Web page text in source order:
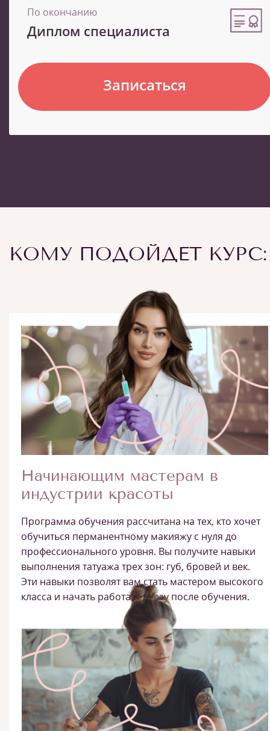
По окончанию
Диплом специалиста
Записаться
КОМУ ПОДОЙДЕТ КУРС:
Начинающим мастерам в
индустрии красоты
Программа обучения рассчитана на тех, кто хочет
обучиться перманентному макияжу с нуля до
профессионального уровня. Вы получите навыки
выполнения татуажа трех зон: губ, бровей и век.
Эти навыки позволят вам стать мастером высокого
класса и начать работать сразу после обучения.